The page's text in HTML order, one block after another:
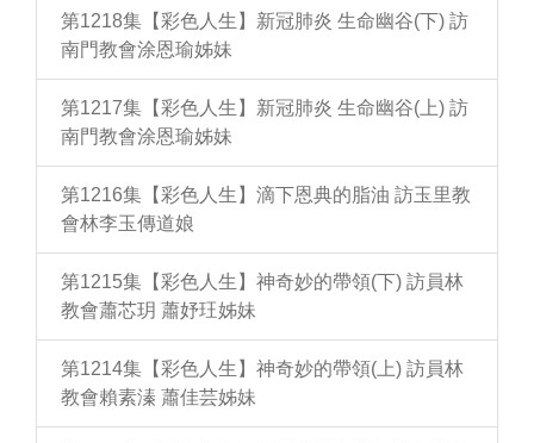
第1218集【彩色人生】新冠肺炎 生命幽谷(下) 訪
南門教會涂恩瑜姊妹
第1217集【彩色人生】新冠肺炎 生命幽谷(上) 訪
南門教會涂恩瑜姊妹
第1216集【彩色人生】滴下恩典的脂油 訪玉里教
會林李玉傳道娘
第1215集【彩色人生】神奇妙的帶領(下) 訪員林
教會蕭芯玥 蕭妤玨姊妹
第1214集【彩色人生】神奇妙的帶領(上) 訪員林
教會賴素溱 蕭佳芸姊妹